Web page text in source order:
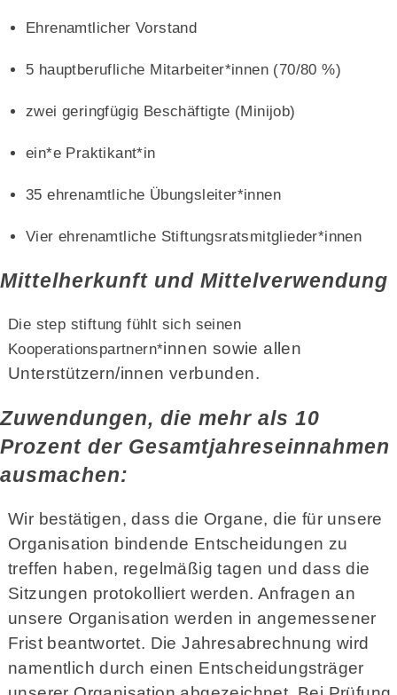
Ehrenamtlicher Vorstand
5 hauptberufliche Mitarbeiter*innen (70/80 %)
zwei geringfügig Beschäftigte (Minijob)
ein*e Praktikant*in
35 ehrenamtliche Übungsleiter*innen
Vier ehrenamtliche Stiftungsratsmitglieder*innen
Mittelherkunft und Mittelverwendung
Die step stiftung fühlt sich seinen
Kooperationspartnern*innen sowie allen
Unterstützern/innen verbunden.
Zuwendungen, die mehr als 10
Prozent der Gesamtjahreseinnahmen
ausmachen:
Wir bestätigen, dass die Organe, die für unsere
Organisation bindende Entscheidungen zu
treffen haben, regelmäßig tagen und dass die
Sitzungen protokolliert werden. Anfragen an
unsere Organisation werden in angemessener
Frist beantwortet. Die Jahresabrechnung wird
namentlich durch einen Entscheidungsträger